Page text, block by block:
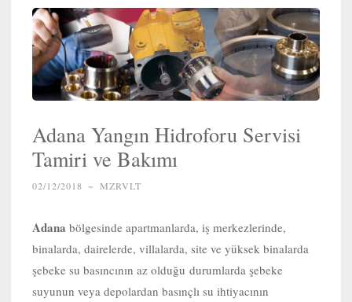
Adana Yangın Hidroforu Servisi
Tamiri ve Bakımı
02/12/2018 ~ MZRVLT
Adana bölgesinde apartmanlarda, iş merkezlerinde,
binalarda, dairelerde, villalarda, site ve yüksek binalarda
şebeke su basıncının az olduğu durumlarda şebeke
suyunun veya depolardan basınçlı su ihtiyacının